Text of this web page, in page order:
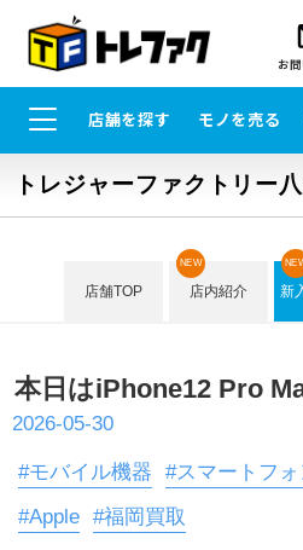
お
店舗を探す モノを売る
トレジャーファクトリー
店舗TOP 店内紹介
NEW
新
本日はiPhone12 Pro
2026-05-30
#モバイル機器 #スマートフォ
#Apple #福岡買取